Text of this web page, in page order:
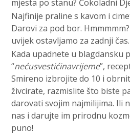
mjesta po stanu? Čokoladni
Najfinije praline s kavom i
Darovi za pod bor.
uvijek ostavljamo za zadnji
Kada upadnete u blagdansku
“nećusvestićinavrijeme”,
Smireno izbrojite do 10 i
živcirate, razmislite što biste
darovati svojim najmilijima. Ili
nas i darujte im prirodnu
puno!